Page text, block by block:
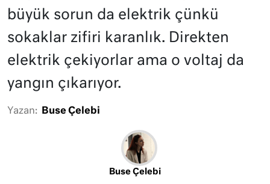
büyük sorun da elektrik çünkü
sokaklar zifiri karanlık. Direkten
elektrik çekiyorlar ama o voltaj da
yangın çıkarıyor.
Yazan: Buse Çelebi
Buse Çelebi